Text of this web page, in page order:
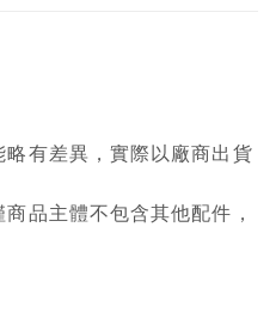
有差異，實際以廠商出貨
品主體不包含其他配件，